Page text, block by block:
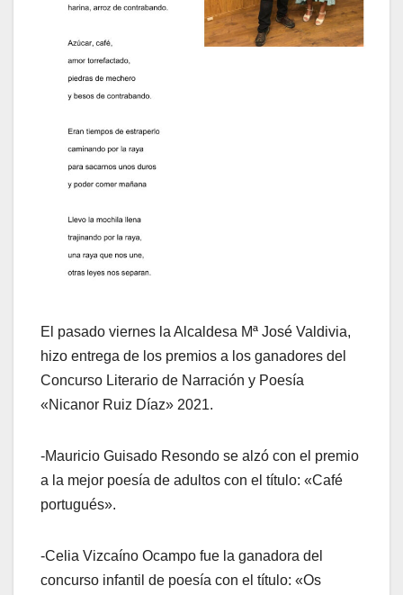
El pasado viernes la Alcaldesa Mª José Valdivia,
hizo entrega de los premios a los ganadores del
Concurso Literario de Narración y Poesía
«Nicanor Ruiz Díaz» 2021.
-Mauricio Guisado Resondo se alzó con el premio
a la mejor poesía de adultos con el título: «Café
portugués».
-Celia Vizcaíno Ocampo fue la ganadora del
concurso infantil de poesía con el título: «Os